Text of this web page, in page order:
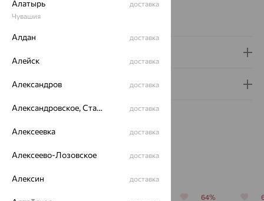
Вес металла:
Характеристика вставки:
Гарантия и возврат
64% 64%
Алатырь
Чувашия
доставка
Алдан доставка
Алейск доставка
Александров доставка
Александровское, Ставропольский край доставка
Алексеевка доставка
Алексеево-Лозовское доставка
Алексин доставка